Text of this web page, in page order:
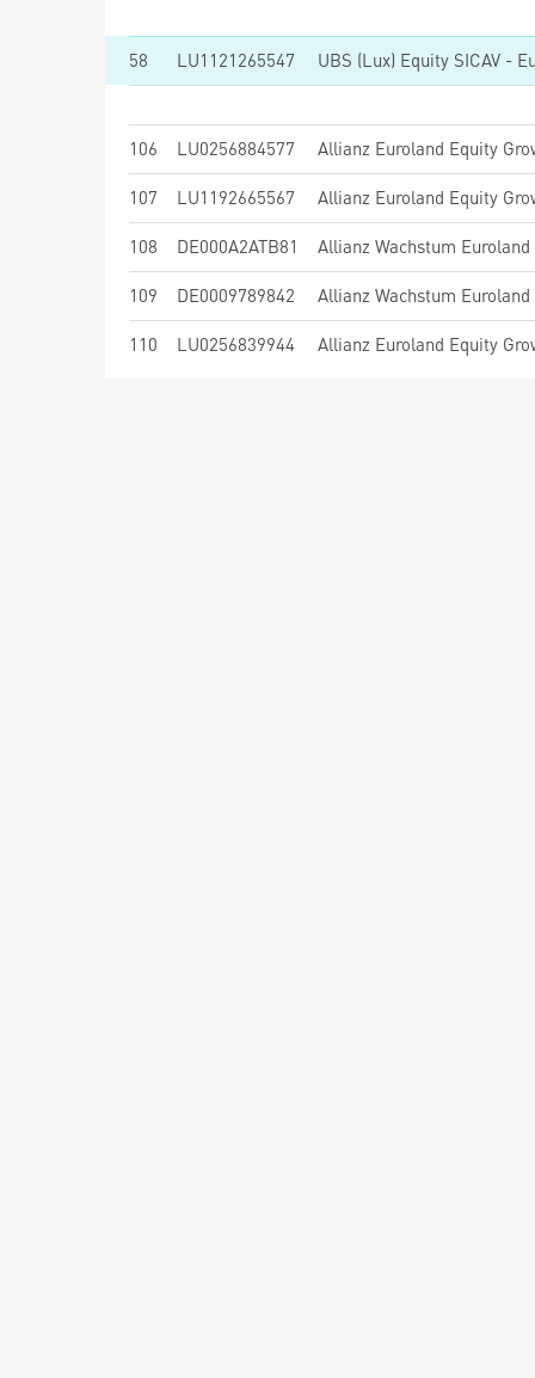
58 LU1121265547
106 LU0256884577 Allianz Euroland Equity
107 LU1192665567 Allianz Euroland Equity
108 DE000A2ATB81 Allianz Wachstum
109 DE0009789842 Allianz Wachstum
110 LU0256839944 Allianz Euroland Equity